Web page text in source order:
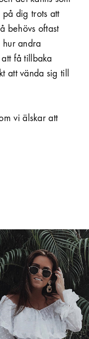
på dig trots att
behövs oftast
hur andra
få tillbaka
att vända sig till
vi älskar att